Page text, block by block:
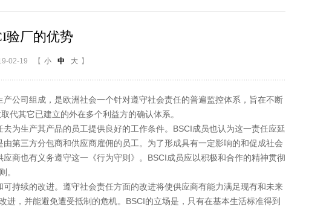
验厂的优势
02-19 【 小 中 大 】
司组成，是欧洲社会一个针对遵守社会责任的普遍监控体系，旨在不断
代其它已建立的外在多个利益方的确认体系。
生产其产品的员工提供良好的工作条件。BSCI成员也认为这一责任应延
第三方分包商和供应商雇佣的员工。为了形成具有一定影响的和促成社会
商也有义务遵守这一《行为守则》。BSCI成员应以积极和合作的精神贯彻
。
续的改进。遵守社会责任方面的改进将使供应商有能力满足现有和未来
，并能避免遭受抵制的危机。BSCI的立场是，只有在基本生活标准得到